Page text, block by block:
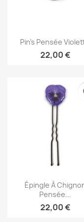
Aperçu
Pin's Pensée
22,00 €
Aperçu
Épingle À
Pensée...
22,00 €